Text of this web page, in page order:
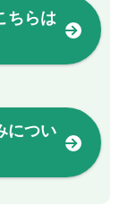
ちらは
につい